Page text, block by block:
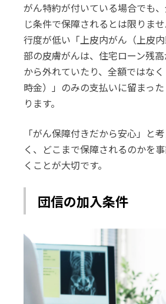
がん特約が付いている場合でも
じ条件で保障されるとは限りま
行度が低い「上皮内がん（上皮
部の皮膚がんは、住宅ローン残
から外れていたり、全額ではな
時金）」のみの支払いに留まっ
ります。
「がん保障付きだから安心」と
く、どこまで保障されるのかを
くことが大切です。
団信の加入条件